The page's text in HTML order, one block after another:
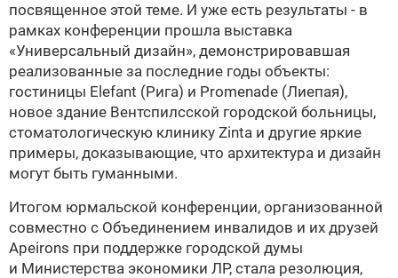
посвященное этой теме. И уже есть результаты - в
рамках конференции прошла выставка
«Универсальный дизайн», демонстрировавшая
реализованные за последние годы объекты:
гостиницы Elefant (Рига) и Promenаde (Лиепая),
новое здание Вентспилсской городской больницы,
стоматологическую клинику Zinta и другие яркие
примеры, доказывающие, что архитектура и дизайн
могут быть гуманными.
Итогом юрмальской конференции, организованной
совместно с Объединением инвалидов и их друзей
Apeirons при поддержке городской думы
и Министерства экономики ЛР, стала резолюция,